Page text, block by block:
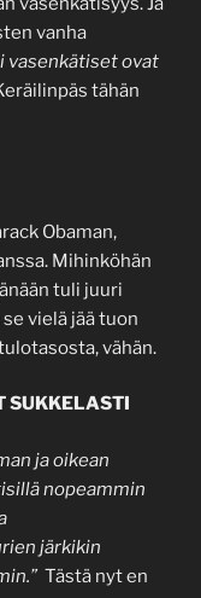
vanha
vasenkätiset ovat
tähän
Obaman,
Mihinköhän
tuli juuri
vielä jää tuon
vähän.
SUKKELASTI
ja oikean
nopeammin
järkikin
Tästä nyt en